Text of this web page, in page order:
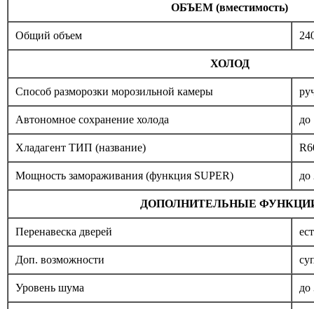
ОБЪЕМ (вместимость)
Общий объем
ХОЛОД
Способ разморозки морозильной камеры
Автономное сохранение холода до
Хладагент ТИП (название)
Мощность замораживания (функция SUPER) до
ДОПОЛНИТЕЛЬНЫЕ
Перенавеска дверей
Доп. возможности
Уровень шума до